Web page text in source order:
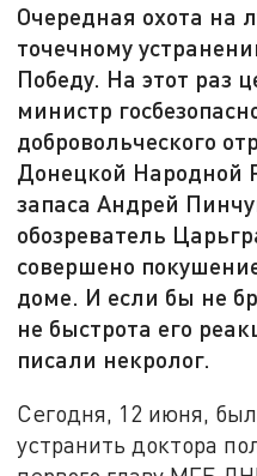
Очередная охота на
точечному
Победу. На этот раз
министр
добровольческого
Донецкой Народной
запаса Андрей
обозреватель
совершено
доме. И если бы не
не быстрота его
писали некролог.
Сегодня, 12 июня,
устранить доктора